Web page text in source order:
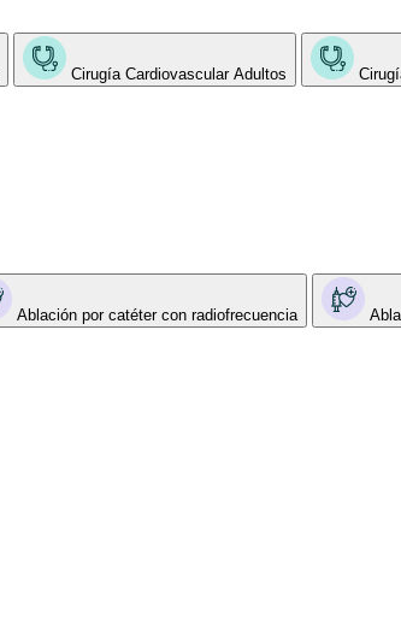
Cirugía Cardiovascular Adultos
Ablación por catéter con radiofrecuencia